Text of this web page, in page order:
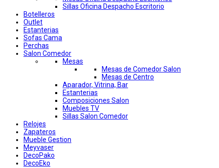
Sillas Oficina Despacho Escritorio
Botelleros
Outlet
Estanterias
Sofas Cama
Perchas
Salon Comedor
Mesas
Mesas de Comedor Salon
Mesas de Centro
Aparador, Vitrina, Bar
Estanterias
Composiciones Salon
Muebles TV
Sillas Salon Comedor
Relojes
Zapateros
Mueble Gestion
Meyvaser
DecoPako
DecoEko